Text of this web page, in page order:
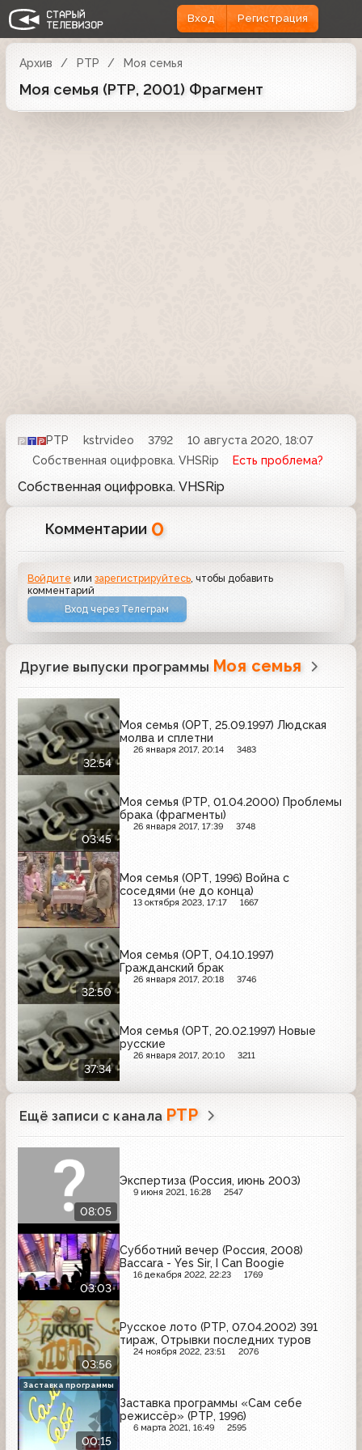
Вход Регистрация
Архив РТР Моя семья
Моя семья (РТР, 2001) Фрагмент
РТР kstrvideo 3792
10 августа 2020, 18:07
Собственная оцифровка. VHSRip
Есть проблема?
Собственная оцифровка. VHSRip
Комментарии 0
Войдите илизарегистрируйтесь , чтобы добавить
комментарий
Вход через Телеграм
Другие выпуски программы Моя семья
32:54
Моя семья (ОРТ, 25.09.1997) Людская
молва и сплетни
26 января 2017, 20:14 3483
03:45
Моя семья (РТР, 01.04.2000) Проблемы
брака (фрагменты)
26 января 2017, 17:39 3748
Моя семья (ОРТ, 1996) Война с
соседями (не до конца)
13 октября 2023, 17:17 1667
32:50
Моя семья (ОРТ, 04.10.1997)
Гражданский брак
26 января 2017, 20:18 3746
37:34
Моя семья (ОРТ, 20.02.1997) Новые
русские
26 января 2017, 20:10 3211
Ещё записи с канала РТР
08:05
Экспертиза (Россия, июнь 2003)
9 июня 2021, 16:28 2547
03:03
Субботний вечер (Россия, 2008)
Baccara - Yes Sir, I Can Boogie
16 декабря 2022, 22:23 1769
03:56
Русское лото (РТР, 07.04.2002) 391
тираж, Отрывки последних туров
24 ноября 2022, 23:51 2076
00:15
Заставка программы «Сам себе
режиссёр» (РТР, 1996)
6 марта 2021, 16:49 2595
Заставка программы